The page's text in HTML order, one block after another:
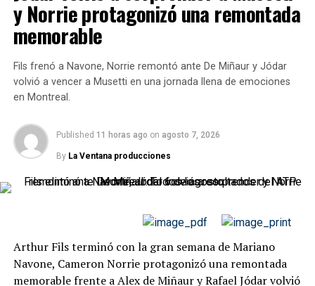
Estadística
Dobles faltas
1
Primer servicio
Puntos ganados con primer saque
Golpes ganadores
0/0
Juegos de servicio ganados
10/10
Sabalenka mantuvo el rumbo ante
Zhang
Aryna Sabalenkaderrotó a Shuai Zhang por6-3 y 6-4
se clasificó para los octavos de final.
La número uno del cuadro volvió a responder en los
momentos importantes. Zhang consiguió mantenerse
cerca durante buena parte del encuentro y no concedió
demasiadas oportunidades, pero Sabalenka fue muy
cuadro oficial confirma el 6-3 y 6-4.
y Norrie protagonizó una remontada
memorable
Fils frenó a Navone, Norrie remontó ante De Miñaur y Jódar
volvió a vencer a Musetti en una jornada llena de emociones
en Montreal.
Published 11 horas ago on agosto 7, 2026
By La Ventana producciones
Arthur Fils terminó con la gran semana de Mariano
Navone, Cameron Norrie protagonizó una remontada
memorable frente a Alex de Miñaur y Rafael Jódar volvió